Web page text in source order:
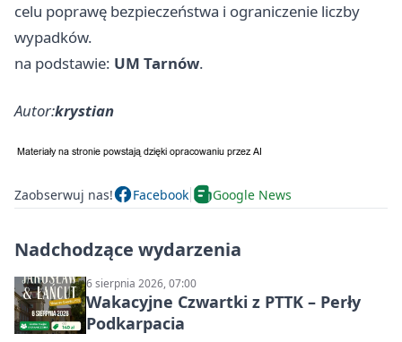
celu poprawę bezpieczeństwa i ograniczenie liczby
wypadków.
na podstawie: UM Tarnów.
Autor:krystian
Zaobserwuj nas! Facebook Google News
Nadchodzące wydarzenia
6 sierpnia 2026, 07:00
Wakacyjne Czwartki z PTTK – Perły
Podkarpacia